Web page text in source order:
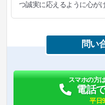
つ誠実に応えるように心が
問い
スマホの方
電話
平日